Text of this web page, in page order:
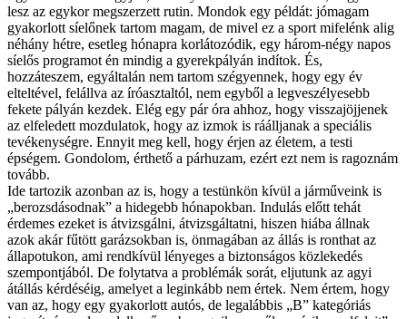
lesz az egykor megszerzett rutin. Mondok egy példát: jómagam
gyakorlott síelőnek tartom magam, de mivel ez a sport mifelénk alig
néhány hétre, esetleg hónapra korlátozódik, egy három-négy napos
síelős programot én mindig a gyerekpályán indítok. És,
hozzáteszem, egyáltalán nem tartom szégyennek, hogy egy év
elteltével, felállva az íróasztaltól, nem egyből a legveszélyesebb
fekete pályán kezdek. Elég egy pár óra ahhoz, hogy visszajöjjenek
az elfeledett mozdulatok, hogy az izmok is ráálljanak a speciális
tevékenységre. Ennyit meg kell, hogy érjen az életem, a testi
épségem. Gondolom, érthető a párhuzam, ezért ezt nem is ragoznám
tovább.
Ide tartozik azonban az is, hogy a testünkön kívül a járműveink is
„berozsdásodnak” a hidegebb hónapokban. Indulás előtt tehát
érdemes ezeket is átvizsgálni, átvizsgáltatni, hiszen hiába állnak
azok akár fűtött garázsokban is, önmagában az állás is ronthat az
állapotukon, ami rendkívül lényeges a biztonságos közlekedés
szempontjából. De folytatva a problémák sorát, eljutunk az agyi
átállás kérdéséig, amelyet a leginkább nem értek. Nem értem, hogy
van az, hogy egy gyakorlott autós, de legalábbis „B” kategóriás